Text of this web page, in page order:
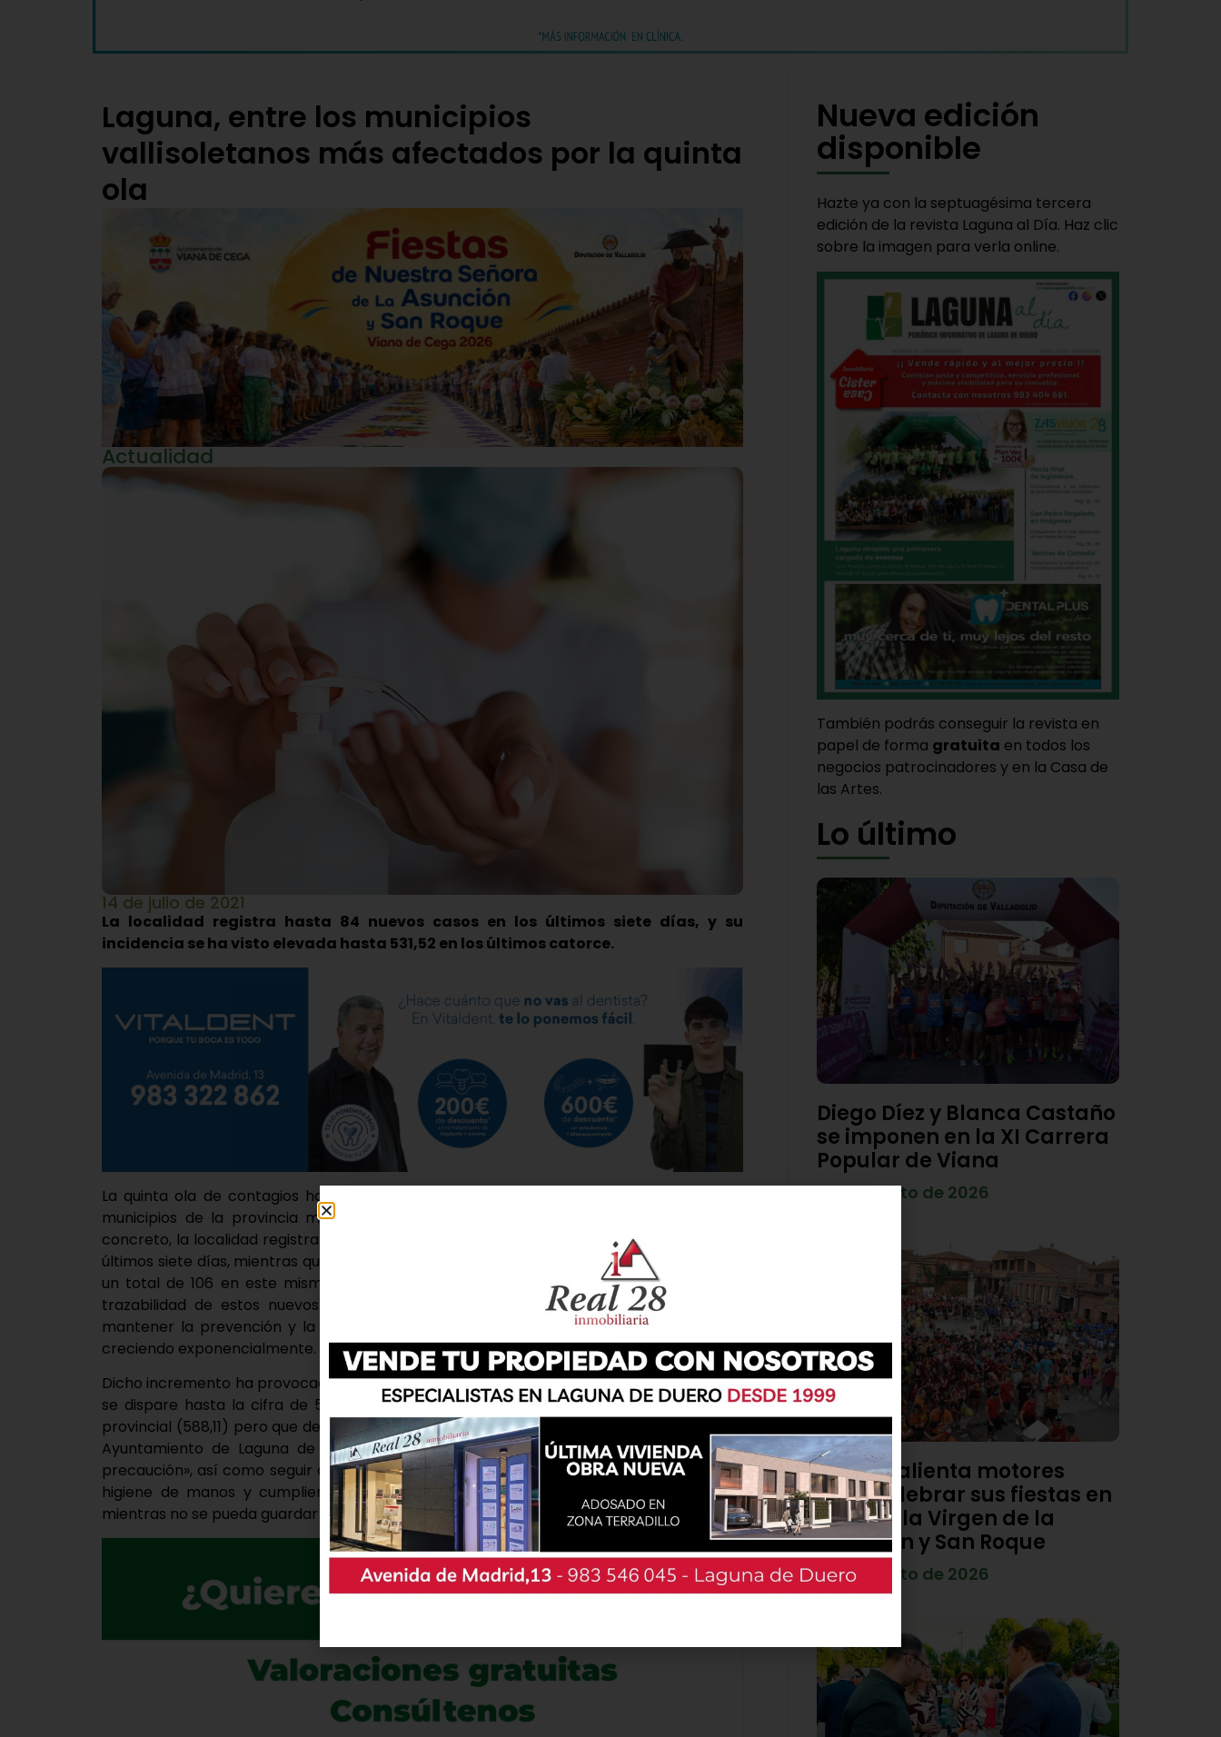
Laguna, entre los municipios
vallisoletanos más afectados por la quinta
ola
Actualidad
14 de julio de 2021
La localidad registra hasta 84 nuevos casos en los últimos siete días, y su
incidencia se ha visto elevada hasta 531,52 en los últimos catorce.
La quinta ola de contagios ha vuelto a poner el foco en Laguna de Duero, uno de los
municipios de la provincia más afectados por el aumento de casos de Covid-19. En
concreto, la localidad registraba este martes un total de 84 nuevos positivos solo en los
últimos siete días, mientras que el área de salud (que incluye Boecillo y Viana) registraba
un total de 106 en este mismo período. Tal y como señala la Junta, el porcentaje de
trazabilidad de estos nuevos casos está en torno al 65,15%, de modo que se debe
mantener la prevención y la cautela para evitar que este aumento de contagios siga
creciendo exponencialmente.
Dicho incremento ha provocado que la Incidencia Acumulada en los últimos catorce días
se dispare hasta la cifra de 531,52. Un indicador que aún está por debajo de la media
provincial (588,11) pero que destaca en relación al resto de municipios del alfoz. Desde el
Ayuntamiento de Laguna de Duero se continúa pidiendo «responsabilidad, cautela y
precaución», así como seguir cumpliendo las normas, manteniendo la distancia social, la
higiene de manos y cumpliendo con el uso obligatorio de mascarilla en interiores y
mientras no se pueda guardar la distancia marcada.
Nueva edición
disponible
Hazte ya con la septuagésima tercera
edición de la revista Laguna al Día. Haz clic
sobre la imagen para verla online.
También podrás conseguir la revista en
papel de forma gratuita en todos los
negocios patrocinadores y en la Casa de
las Artes.
Lo último
Diego Díez y Blanca Castaño
se imponen en la XI Carrera
Popular de Viana
4 de agosto de 2026
Viana calienta motores
para celebrar sus fiestas en
honor a la Virgen de la
Asunción y San Roque
4 de agosto de 2026